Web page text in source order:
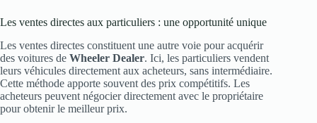
Les ventes directes aux particuliers : une opportunité unique
Les ventes directes constituent une autre voie pour acquérir
des voitures de Wheeler Dealer. Ici, les particuliers vendent
leurs véhicules directement aux acheteurs, sans intermédiaire.
Cette méthode apporte souvent des prix compétitifs. Les
acheteurs peuvent négocier directement avec le propriétaire
pour obtenir le meilleur prix.